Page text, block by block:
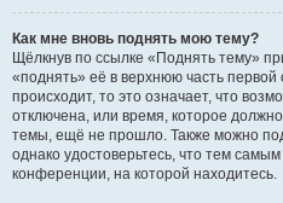
Как мне вновь поднять мою тему?
Щёлкнув по ссылке «Поднять тему»
«поднять» её в верхнюю часть
происходит, то это означает, что
отключена, или время, которое
темы, ещё не прошло. Также можно
однако удостоверьтесь, что тем
конференции, на которой находитесь.